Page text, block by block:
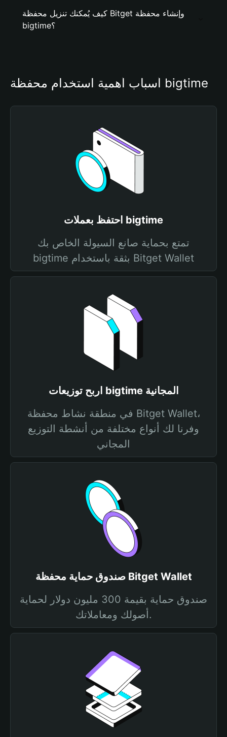
كيف يُمكنك تنزيل محفظة Bitget وإنشاء محفظة
bigtime؟
أسباب أهمية استخدام محفظة bigtime
احتفظ بعملات bigtime
تمتع بحماية صانع السيولة الخاص بك
bigtime بثقة باستخدام Bitget Wallet
اربح توزيعات bigtime المجانية
في منطقة نشاط محفظة Bitget Wallet،
وفرنا لك أنواع مختلفة من أنشطة التوزيع
المجاني
صندوق حماية محفظة Bitget Wallet
صندوق حماية بقيمة 300 مليون دولار لحماية
أصولك ومعاملاتك.